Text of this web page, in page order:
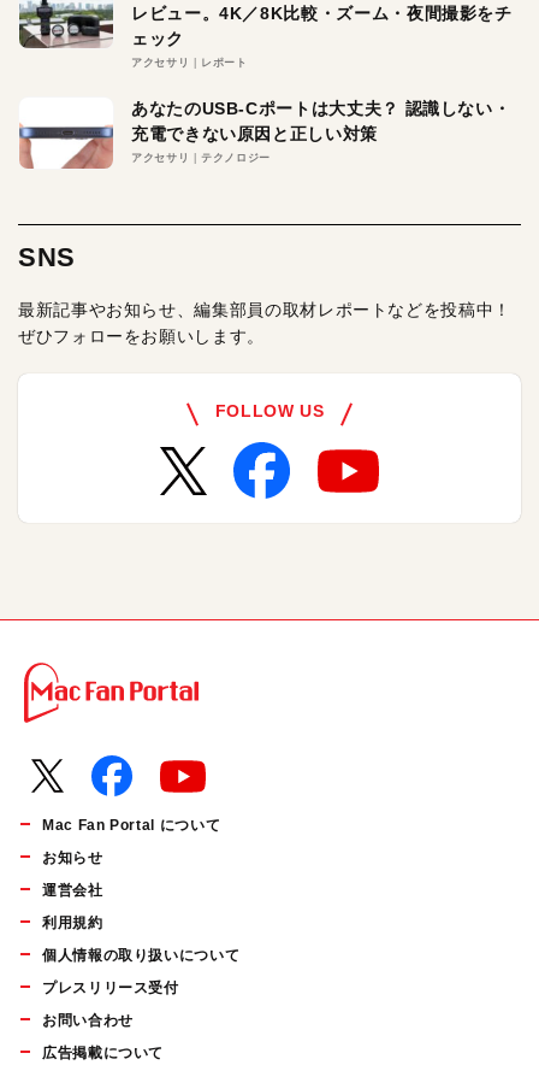
レビュー。4K／8K比較・ズーム・夜間撮影をチ
ェック
アクセサリ レポート
あなたのUSB-Cポートは大丈夫？ 認識しない・
充電できない原因と正しい対策
アクセサリ テクノロジー
SNS
最新記事やお知らせ、編集部員の取材レポートなどを投稿中！
ぜひフォローをお願いします。
FOLLOW US
Mac Fan Portal について
お知らせ
運営会社
利用規約
個人情報の取り扱いについて
プレスリリース受付
お問い合わせ
広告掲載について